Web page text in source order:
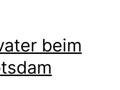
beim